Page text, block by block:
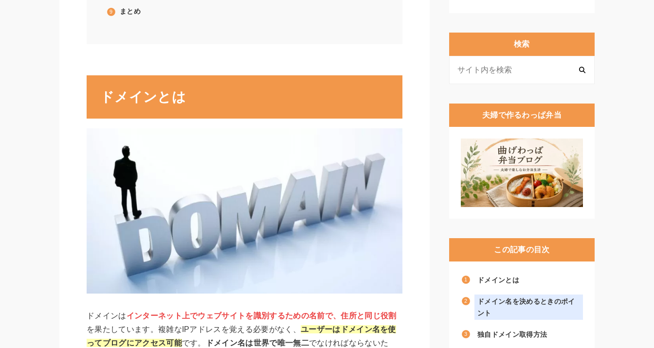
まとめ
ドメインとは
ドメインはインターネット上でウェブサイトを識別するための名前で、住所と同じ役割
を果たしています。複雑なIPアドレスを覚える必要がなく、 ユーザーはドメイン名を使
ってブログにアクセス可能です。 ドメイン名は世界で唯一無二でなければならないた
検索
夫婦で作るわっぱ弁当
この記事の目次
ドメインとは
ドメイン名を決めるときのポイ
ント
独自ドメイン取得方法